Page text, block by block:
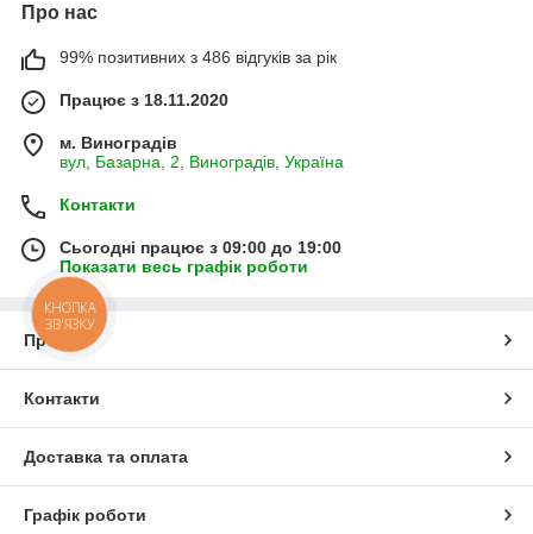
Про нас
99% позитивних з 486 відгуків за рік
Працює з 18.11.2020
м. Виноградів
вул, Базарна, 2, Виноградів, Україна
Контакти
Сьогодні працює з 09:00 до 19:00
Показати весь графік роботи
Про нас
Контакти
Доставка та оплата
Графік роботи
КНОПКА
ЗВ'ЯЗКУ